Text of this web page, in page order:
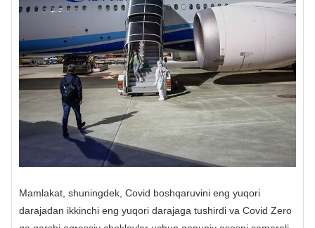
Mamlakat, shuningdek, Covid boshqaruvini eng yuqori
darajadan ikkinchi eng yuqori darajaga tushirdi va Covid Zero